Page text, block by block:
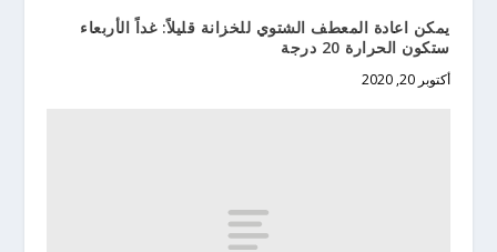
يمكن اعادة المعطف الشتوي للخزانة قليلاً: غداً الأربعاء
ستكون الحرارة 20 درجة
أكتوبر 20, 2020